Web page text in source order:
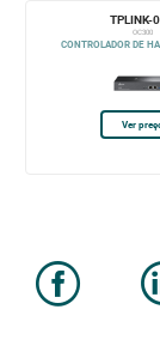
TPLINK-
OC300
CONTROLADOR DE
Ver